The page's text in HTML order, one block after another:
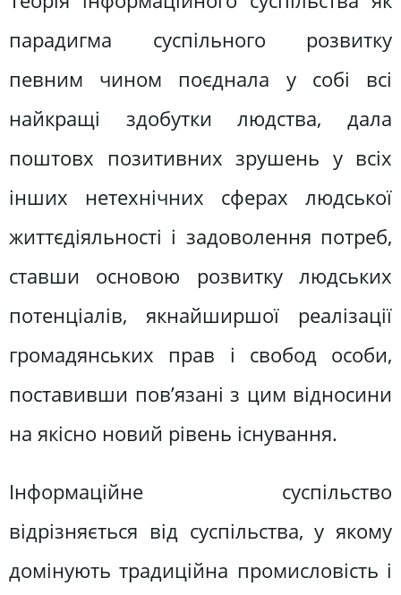
парадигма суспільного розвитку
певним чином поєднала у собі всі
найкращі здобутки людства, дала
поштовх позитивних зрушень у всіх
інших нетехнічних сферах людської
життєдіяльності і задоволення потреб,
ставши основою розвитку людських
потенціалів, якнайширшої реалізації
громадянських прав і свобод особи,
поставивши пов’язані з цим відносини
на якісно новий рівень існування.
Інформаційне суспільство
відрізняється від суспільства, у якому
домінують традиційна промисловість і